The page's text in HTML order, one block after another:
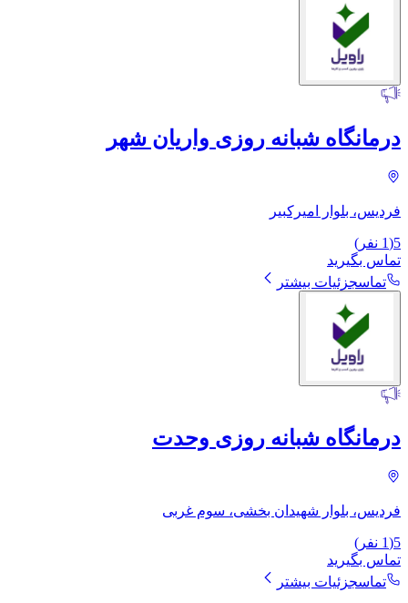
درمانگاه شبانه روزی واریان شهر
فردیس، بلوار امیرکبیر
5
(
1 نفر)
تماس بگیرید
تماسجزئیات بیشتر
درمانگاه شبانه روزی وحدت
فردیس، بلوار شهیدان بخشی، سوم غربی
5
(
1 نفر)
تماس بگیرید
تماسجزئیات بیشتر